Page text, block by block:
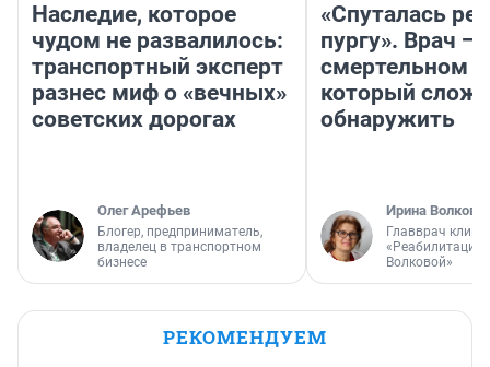
Наследие, которое
чудом не развалилось:
транспортный эксперт
разнес миф о «вечных»
советских дорогах
Олег Арефьев
Блогер, предприниматель,
владелец в транспортном
бизнесе
«Спуталась
пургу». Врач —
смертельном
который
обнаружить
Ирина Волкова
Главврач
«Реабилитация
Волковой»
РЕКОМЕНДУЕМ